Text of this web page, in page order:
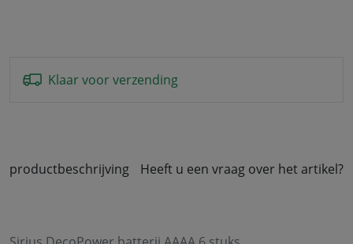
Klaar voor verzending
productbeschrijving Heeft u een vraag over het artikel?